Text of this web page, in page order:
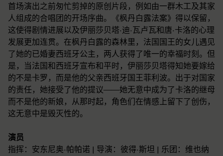
首场演出之前匆忙剪掉的原创片段，例如由一群木工及其家
人组成的合唱团的开场序曲。《枫丹白露法案》得以保留，
这使得剧情进展以及伊丽莎贝塔·迪·瓦卢瓦和唐·卡洛的心理
发展更加连贯。在枫丹白露的森林里，法国国王的女儿遇见
了她的已婚妻西班牙公主，两人获得了唯一的幸福时刻。但
是，当法国和西班牙宣布和平时，伊丽莎贝塔得知她要嫁给
的不是卡罗，而是他的父亲西班牙国王菲利波。出于对国家
的责任，她接受了他的提议——她无意中成为了卡洛的继母
而不是他的新娘，从那时起，角色们在情感上留下了创伤，
这无意中是毁灭性的。
演员
指挥：安东尼奥·帕帕诺 | 导演：彼得·斯坦 | 乐团：维也纳